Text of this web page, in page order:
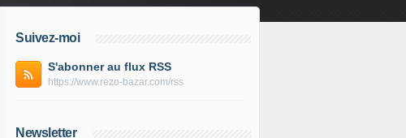
Suivez-moi
S'abonner au flux RSS
https://www.rezo-bazar.com/rss
Newsletter